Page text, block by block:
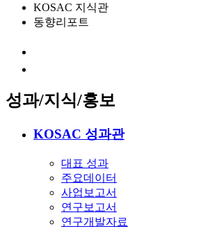
KOSAC 지식관
동향리포트
성과/지식/홍보
KOSAC 성과관
대표 성과
주요데이터
사업보고서
연구보고서
연구개발자료